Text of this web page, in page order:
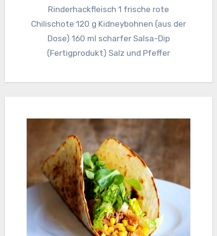
Rinderhackfleisch 1 frische rote
Chilischote 120 g Kidneybohnen (aus der
Dose) 160 ml scharfer Salsa-Dip
(Fertigprodukt) Salz und Pfeffer